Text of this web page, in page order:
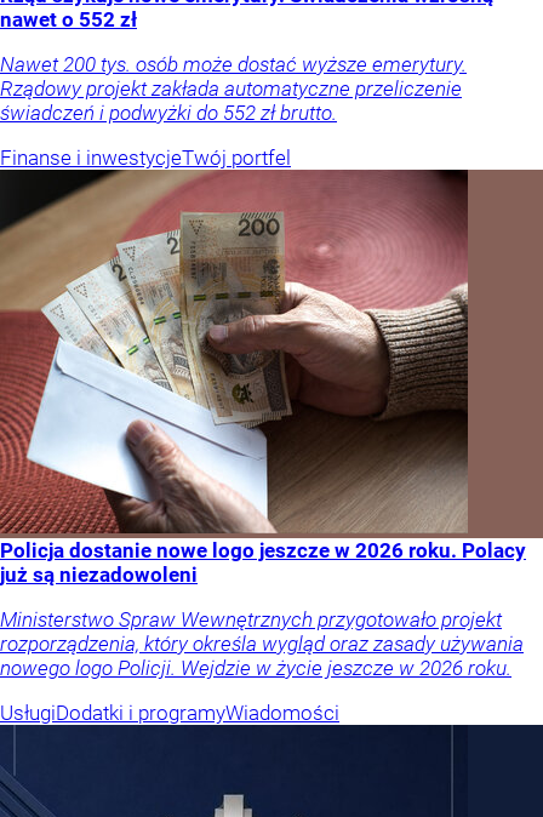
nawet o 552 zł
Nawet 200 tys. osób może dostać wyższe emerytury.
Rządowy projekt zakłada automatyczne przeliczenie
świadczeń i podwyżki do 552 zł brutto.
Finanse i inwestycjeTwój portfel
Policja dostanie nowe logo jeszcze w 2026 roku. Polacy
już są niezadowoleni
Ministerstwo Spraw Wewnętrznych przygotowało projekt
rozporządzenia, który określa wygląd oraz zasady używania
nowego logo Policji. Wejdzie w życie jeszcze w 2026 roku.
UsługiDodatki i programyWiadomości